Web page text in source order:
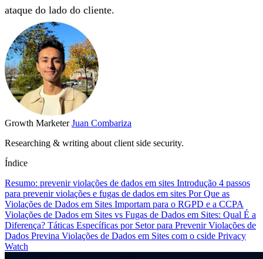
ataque do lado do cliente.
Growth MarketerJuan Combariza
Researching & writing about client side security.
Índice
Resumo: prevenir violações de dados em sites Introdução 4 passos
para prevenir violações e fugas de dados em sites Por Que as
Violações de Dados em Sites Importam para o RGPD e a CCPA
Violações de Dados em Sites vs Fugas de Dados em Sites: Qual É a
Diferença? Táticas Específicas por Setor para Prevenir Violações de
Dados Previna Violações de Dados em Sites com o cside Privacy
Watch